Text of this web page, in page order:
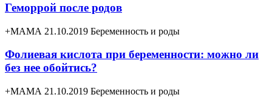
Геморрой после родов
+МАМА 21.10.2019 Беременность и роды
Фолиевая кислота при беременности: можно ли
без нее обойтись?
+МАМА 21.10.2019 Беременность и роды